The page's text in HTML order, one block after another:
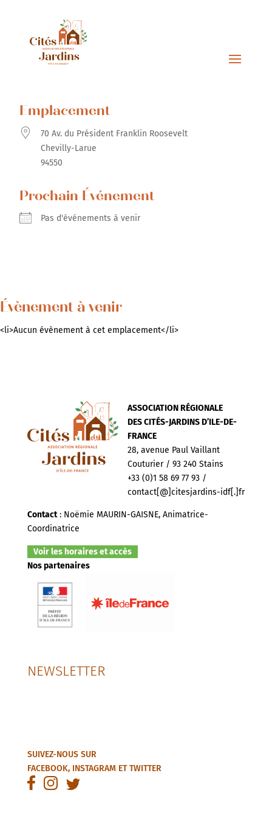
Emplacement
70 Av. du Président Franklin Roosevelt
Chevilly-Larue
94550
Prochain Événement
Pas d'événements à venir
Évènement à venir
<li>Aucun évènement à cet emplacement</li>
ASSOCIATION RÉGIONALE
DES CITÉS-JARDINS D’ILE-DE-
FRANCE
28, avenue Paul Vaillant
Couturier / 93 240 Stains
+33 (0)1 58 69 77 93 /
contact[@]citesjardins-idf[.]fr
Contact: Noëmie MAURIN-GAISNE, Animatrice-
Coordinatrice
Voir les horaires et accès
Nos partenaires
NEWSLETTER
SUIVEZ-NOUS SUR
FACEBOOK, INSTAGRAMETTWITTER